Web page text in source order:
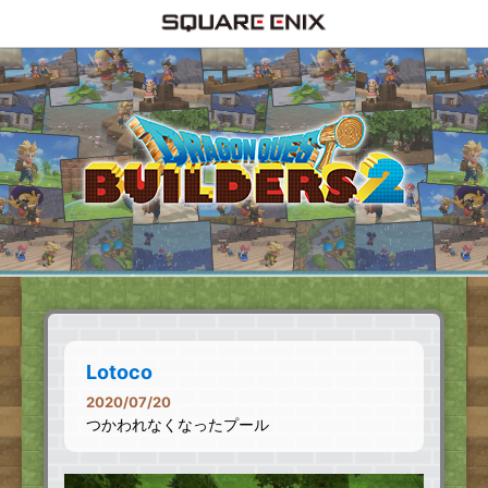
Lotoco
2020/07/20
つかわれなくなったプール